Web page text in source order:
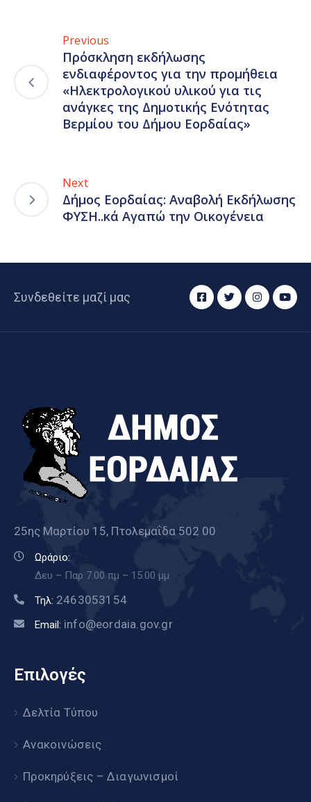
Previous
Πρόσκληση εκδήλωσης
ενδιαφέροντος για την προμήθεια
«Ηλεκτρολογικού υλικού για τις
ανάγκες της Δημοτικής Ενότητας
Βερμίου του Δήμου Εορδαίας»
Next
Δήμος Εορδαίας: Αναβολή Εκδήλωσης
ΦΥΣΗ..κά Αγαπώ την Οικογένεια
Συνδεθείτε μαζί μας
25ης Μαρτίου 15, Πτολεμαΐδα 502 00
Ωράριο:
Δευ – Παρ 7.00 πμ – 15.00 μμ
Τηλ: 2463053154
Email: info@eordaia.gov.gr
Επιλογές
Δελτία Τύπου
Ανακοινώσεις
Προκηρύξεις – Διαγωνισμοί